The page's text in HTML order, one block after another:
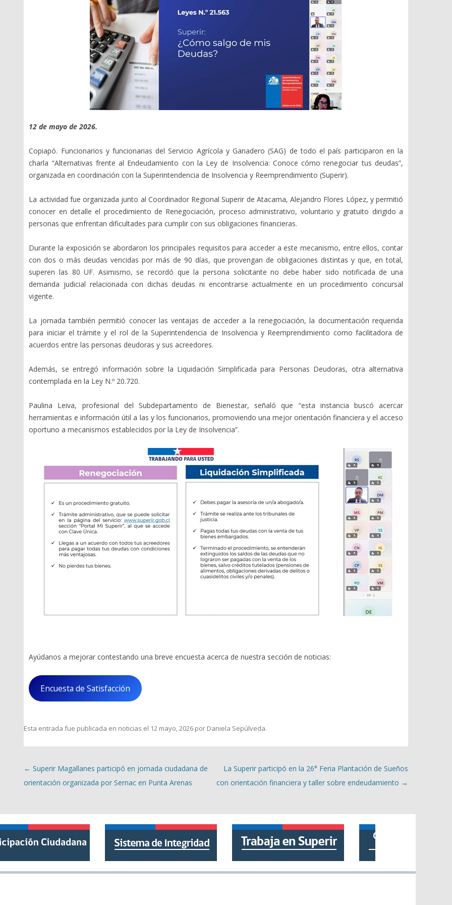
Libro IV Código de
Comercio
Oficios de Instrucción
Resoluciones Exentas
Normas de Carácter
General
Instructivos
Boletines
Simplificada
Liquidación Ordinaria
Reorganización Ordinaria
Libro IV C° de Comercio
12 de mayo de 2026.
Copiapó. Funcionarios y funcionarias del Servicio Agrícola y Ganadero (SAG) de todo el país participaron en la
charla “Alternativas frente al Endeudamiento con la Ley de Insolvencia: Conoce cómo renegociar tus deudas”,
organizada en coordinación con la Superintendencia de Insolvencia y Reemprendimiento (Superir).
La actividad fue organizada junto al Coordinador Regional Superir de Atacama, Alejandro Flores López, y permitió
conocer en detalle el procedimiento de Renegociación, proceso administrativo, voluntario y gratuito dirigido a
personas que enfrentan dificultades para cumplir con sus obligaciones financieras.
Durante la exposición se abordaron los principales requisitos para acceder a este mecanismo, entre ellos, contar
con dos o más deudas vencidas por más de 90 días, que provengan de obligaciones distintas y que, en total,
superen las 80 UF. Asimismo, se recordó que la persona solicitante no debe haber sido notificada de una
demanda judicial relacionada con dichas deudas ni encontrarse actualmente en un procedimiento concursal
vigente.
La jornada también permitió conocer las ventajas de acceder a la renegociación, la documentación requerida
para iniciar el trámite y el rol de la Superintendencia de Insolvencia y Reemprendimiento como facilitadora de
acuerdos entre las personas deudoras y sus acreedores.
Además, se entregó información sobre la Liquidación Simplificada para Personas Deudoras, otra alternativa
contemplada en la Ley N.º 20.720.
Paulina Leiva, profesional del Subdepartamento de Bienestar, señaló que “esta instancia buscó acercar
herramientas e información útil a las y los funcionarios, promoviendo una mejor orientación financiera y el acceso
oportuno a mecanismos establecidos por la Ley de Insolvencia”.
Ayúdanos a mejorar contestando una breve encuesta acerca de nuestra sección de noticias:
Encuesta de Satisfacción
Esta entrada fue publicada en noticias el 12 mayo, 2026 por Daniela Sepúlveda.
Navegación de entradas
← Superir Magallanes participó en jornada ciudadana de
orientación organizada por Sernac en Punta Arenas
La Superir participó en la 26° Feria Plantación de Sueños
con orientación financiera y taller sobre endeudamiento →